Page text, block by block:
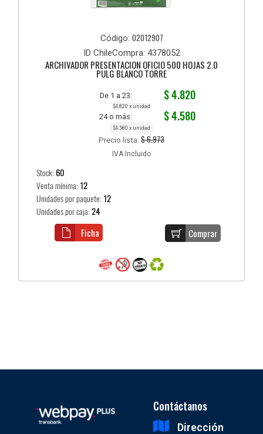
Código: 02012907
ID ChileCompra: 4378052
ARCHIVADOR PRESENTACION OFICIO 500 HOJAS 2.0
PULG BLANCO TORRE
De 1 a 23: $ 4.820
$4.820 x unidad
24 o más: $ 4.580
$4.580 x unidad
Precio lista: $ 6.973
IVA Incluido
Stock: 60
Venta mínima: 12
Unidades por paquete: 12
Unidades por caja:24
Comprar
Ficha
Contáctanos
Dirección